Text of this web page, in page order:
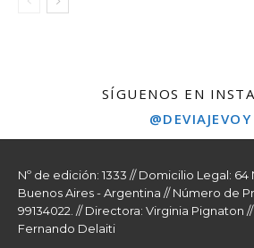
SÍGUENOS EN
@DEVIAJEVOY
Nº de edición: 1333 // Domicilio Legal: 64
Buenos Aires - Argentina // Número de
99134022. // Directora: Virginia Pignaton
Fernando Delaiti